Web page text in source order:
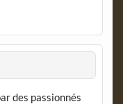
des passionnés